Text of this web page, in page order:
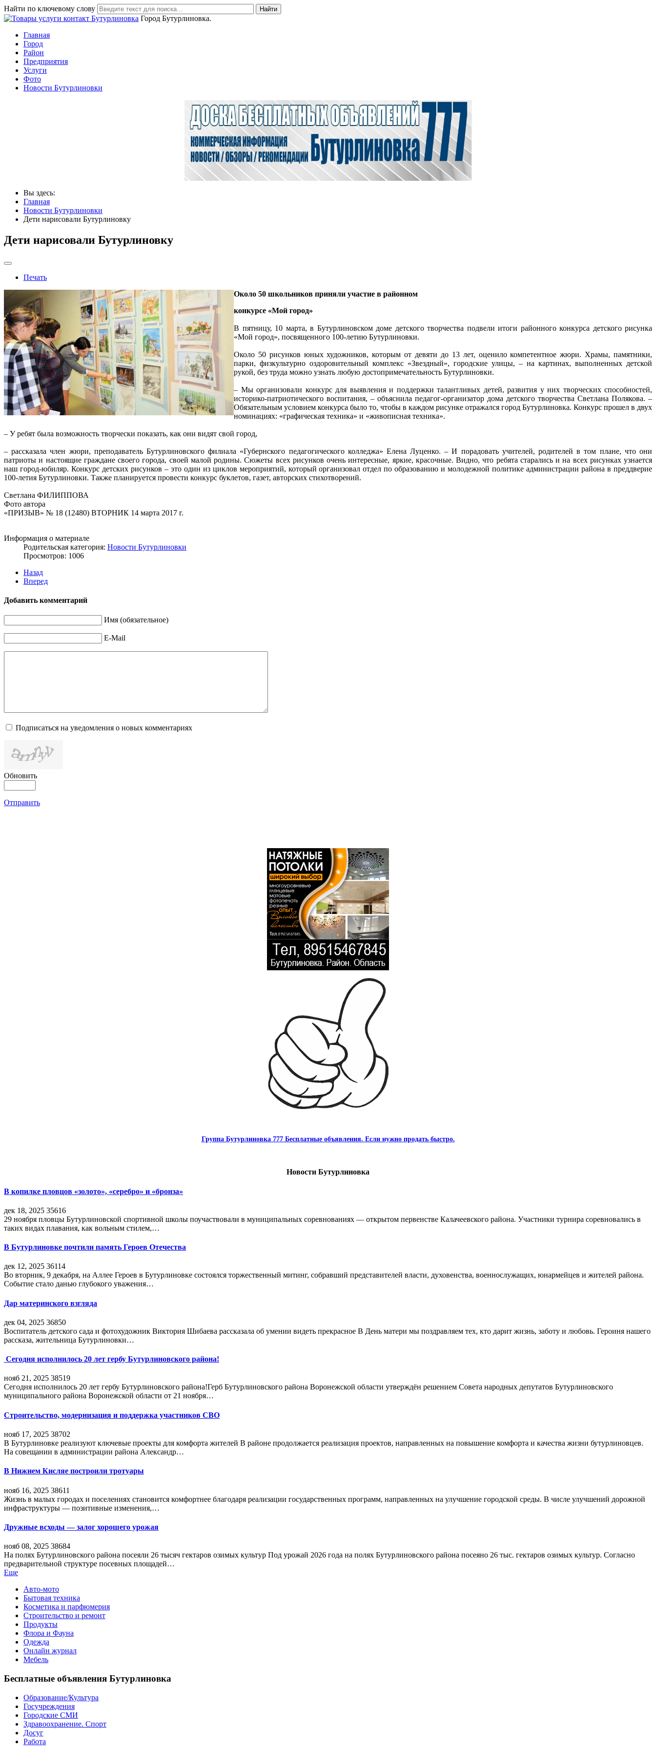
Найти по ключевому слову Найти
Город Бутурлиновка.
Главная
Город
Район
Предприятия
Услуги
Фото
Новости Бутурлиновки
Вы здесь:
Главная
Новости Бутурлиновки
Дети нарисовали Бутурлиновку
Дети нарисовали Бутурлиновку
Печать
Около 50 школьников приняли участие в районном
конкурсе «Мой город»
В пятницу, 10 марта, в Бутурлиновском доме детского творчества подвели итоги районного конкурса детского рисунка
«Мой город», посвященного 100-летию Бутурлиновки.
Около 50 рисунков юных художников, которым от девяти до 13 лет, оценило компетентное жюри. Храмы, памятники,
парки, физкультурно оздоровительный комплекс «Звездный», городские улицы, – на картинах, выполненных детской
рукой, без труда можно узнать любую достопримечательность Бутурлиновки.
– Мы организовали конкурс для выявления и поддержки талантливых детей, развития у них творческих способностей,
историко-патриотического воспитания, – объяснила педагог-организатор дома детского творчества Светлана Полякова. –
Обязательным условием конкурса было то, чтобы в каждом рисунке отражался город Бутурлиновка. Конкурс прошел в двух
номинациях: «графическая техника» и «живописная техника».
– У ребят была возможность творчески показать, как они видят свой город,
– рассказала член жюри, преподаватель Бутурлиновского филиала «Губернского педагогического колледжа» Елена Луценко. – И порадовать учителей, родителей в том плане, что они
патриоты и настоящие граждане своего города, своей малой родины. Сюжеты всех рисунков очень интересные, яркие, красочные. Видно, что ребята старались и на всех рисунках узнается
наш город-юбиляр. Конкурс детских рисунков – это один из циклов мероприятий, который организовал отдел по образованию и молодежной политике администрации района в преддверие
100-летия Бутурлиновки. Также планируется провести конкурс буклетов, газет, авторских стихотворений.
Светлана ФИЛИППОВА
Фото автора
«ПРИЗЫВ» № 18 (12480) ВТОРНИК 14 марта 2017 г.
Информация о материале
Родительская категория: Новости Бутурлиновки
Просмотров: 1006
Назад
Вперед
Добавить комментарий
Имя (обязательное)
E-Mail
Подписаться на уведомления о новых комментариях
Обновить
Отправить
Группа Бутурлиновка 777 Бесплатные объявления. Если нужно продать быстро.
Новости Бутурлиновка
В копилке пловцов «золото», «серебро» и «бронза»
дек 18, 2025 35616
29 ноября пловцы Бутурлиновской спортивной школы поучаствовали в муниципальных соревнованиях — открытом первенстве Калачеевского района. Участники турнира соревновались в
таких видах плавания, как вольным стилем,…
В Бутурлиновке почтили память Героев Отечества
дек 12, 2025 36114
Во вторник, 9 декабря, на Аллее Героев в Бутурлиновке состоялся торжественный митинг, собравший представителей власти, духовенства, военнослужащих, юнармейцев и жителей района.
Событие стало данью глубокого уважения…
Дар материнского взгляда
дек 04, 2025 36850
Воспитатель детского сада и фотохудожник Виктория Шибаева рассказала об умении видеть прекрасное В День матери мы поздравляем тех, кто дарит жизнь, заботу и любовь. Героиня нашего
рассказа, жительница Бутурлиновки…
Сегодня исполнилось 20 лет гербу Бутурлиновского района!
нояб 21, 2025 38519
Сегодня исполнилось 20 лет гербу Бутурлиновского района!Герб Бутурлиновского района Воронежской области утверждён решением Совета народных депутатов Бутурлиновского
муниципального района Воронежской области от 21 ноября…
Строительство, модернизация и поддержка участников СВО
нояб 17, 2025 38702
В Бутурлиновке реализуют ключевые проекты для комфорта жителей В районе продолжается реализация проектов, направленных на повышение комфорта и качества жизни бутурлиновцев.
На совещании в администрации района Александр…
В Нижнем Кисляе построили тротуары
нояб 16, 2025 38611
Жизнь в малых городах и поселениях становится комфортнее благодаря реализации государственных программ, направленных на улучшение городской среды. В числе улучшений дорожной
инфраструктуры — позитивные изменения,…
Дружные всходы — залог хорошего урожая
нояб 08, 2025 38684
На полях Бутурлиновского района посеяли 26 тысяч гектаров озимых культур Под урожай 2026 года на полях Бутурлиновского района посеяно 26 тыс. гектаров озимых культур. Согласно
предварительной структуре посевных площадей…
Еще
Авто-мото
Бытовая техника
Косметика и парфюмерия
Строительство и ремонт
Продукты
Флора и Фауна
Одежда
Онлайн журнал
Мебель
Бесплатные объявления Бутурлиновка
Образование/Культура
Госучреждения
Городские СМИ
Здравоохранение. Спорт
Досуг
Работа